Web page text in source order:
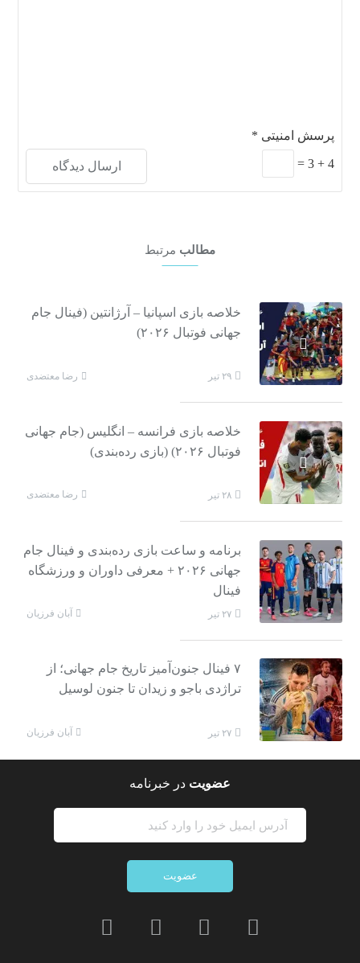
پرسش امنیتی *
4
+
3
=
مطالب مرتبط
خلاصه بازی اسپانیا – آرژانتین (فینال جام
جهانی فوتبال ۲۰۲۶)
۲۹ تیر رضا معتضدی
خلاصه بازی فرانسه – انگلیس (جام جهانی
فوتبال ۲۰۲۶) (بازی رده‌بندی)
۲۸ تیر رضا معتضدی
برنامه و ساعت بازی رده‌بندی و فینال جام
جهانی ۲۰۲۶ + معرفی داوران و ورزشگاه
فینال
۲۷ تیر آبان فرزیان
۷ فینال جنون‌آمیز تاریخ جام جهانی؛ از
تراژدی باجو و زیدان تا جنون لوسیل
۲۷ تیر آبان فرزیان
عضویت در خبرنامه
عضویت